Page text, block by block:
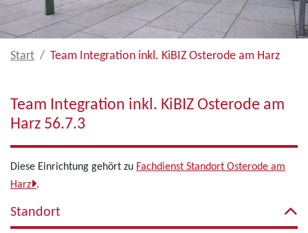
Start Team Integration inkl. KiBIZ Osterode am Harz
Team Integration inkl. KiBIZ Osterode am
Harz 56.7.3
Diese Einrichtung gehört zu Fachdienst Standort Osterode am
Harz .
Standort